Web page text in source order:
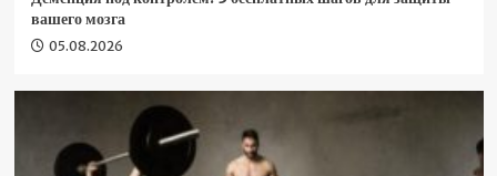
вашего мозга
05.08.2026